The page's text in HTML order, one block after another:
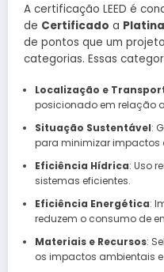
A certificação LEED é
de Certificado a Platina
de pontos que um
categorias. Essas
Localização e
posicionado em relação
Situação Sustentável:
para minimizar impactos
Eficiência Hídrica: Uso
sistemas eficientes.
Eficiência Energética:
reduzem o consumo de
Materiais e Recursos:
os impactos ambientais